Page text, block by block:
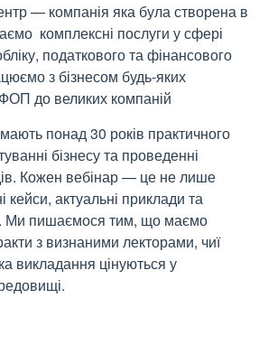
— компанія яка була створена в
комплексні послуги у сфері
податкового та фінансового
з бізнесом будь-яких
до великих компаній
понад 30 років практичного
бізнесу та проведенні
Кожен вебінар — це не лише
кейси, актуальні приклади та
Ми пишаємося тим, що маємо
з визнаними лекторами, чиї
викладання цінуються у